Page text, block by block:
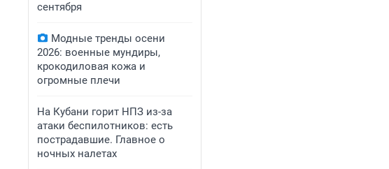
сентября
Модные тренды осени
2026: военные мундиры,
крокодиловая кожа и
огромные плечи
На Кубани горит НПЗ из-за
атаки беспилотников: есть
пострадавшие. Главное о
ночных налетах